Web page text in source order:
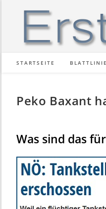
STARTSEITE BLATTLINIE
Peko Baxant
Was sind das